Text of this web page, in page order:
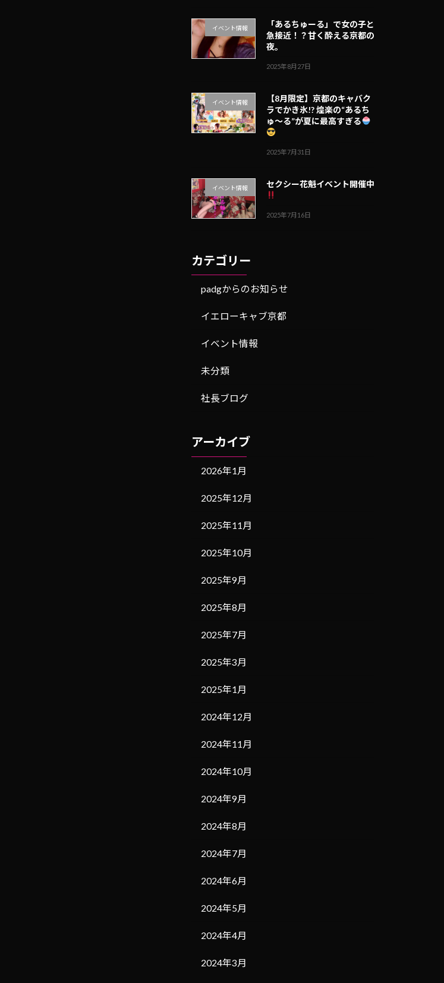
イベント情報
「あるちゅーる」で女の子と
急接近！？甘く酔える京都の
夜。
2025年8月27日
イベント情報
【8月限定】京都のキャバク
ラでかき氷!? 煌楽の“あるち
ゅ〜る”が夏に最高すぎる
2025年7月31日
イベント情報 セクシー花魁イベント開催中
2025年7月16日
カテゴリー
padgからのお知らせ
イエローキャブ京都
イベント情報
未分類
社長ブログ
アーカイブ
2026年1月
2025年12月
2025年11月
2025年10月
2025年9月
2025年8月
2025年7月
2025年3月
2025年1月
2024年12月
2024年11月
2024年10月
2024年9月
2024年8月
2024年7月
2024年6月
2024年5月
2024年4月
2024年3月